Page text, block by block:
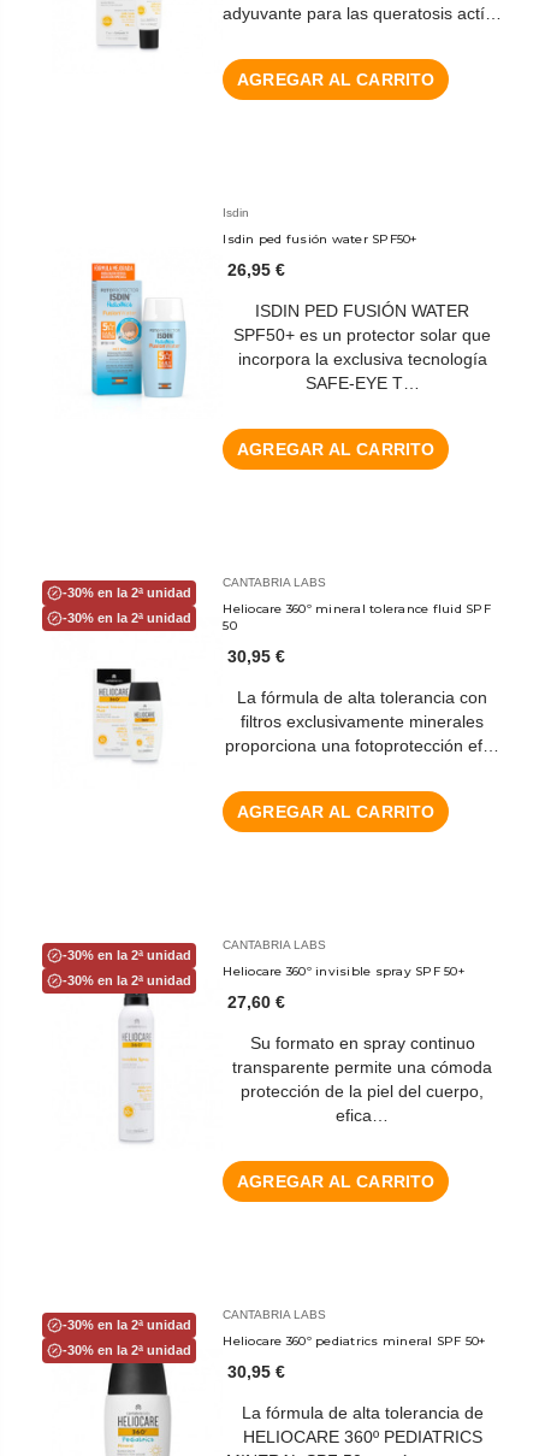
adyuvante para las queratosis actí…
AGREGAR AL CARRITO
Isdin
Isdin ped fusión water SPF50+
26,95 €
ISDIN PED FUSIÓN WATER
SPF50+ es un protector solar que
incorpora la exclusiva tecnología
SAFE-EYE T…
AGREGAR AL CARRITO
-30% en la 2ª unidad
-30% en la 2ª unidad
CANTABRIA LABS
Heliocare 360º mineral tolerance fluid SPF
50
30,95 €
La fórmula de alta tolerancia con
filtros exclusivamente minerales
proporciona una fotoprotección ef…
AGREGAR AL CARRITO
-30% en la 2ª unidad
-30% en la 2ª unidad
CANTABRIA LABS
Heliocare 360º invisible spray SPF 50+
27,60 €
Su formato en spray continuo
transparente permite una cómoda
protección de la piel del cuerpo,
efica…
AGREGAR AL CARRITO
-30% en la 2ª unidad
-30% en la 2ª unidad
CANTABRIA LABS
Heliocare 360º pediatrics mineral SPF 50+
30,95 €
La fórmula de alta tolerancia de
HELIOCARE 360º PEDIATRICS